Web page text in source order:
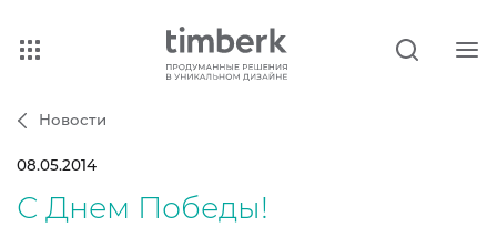
Новости
08.05.2014
С Днем Победы!